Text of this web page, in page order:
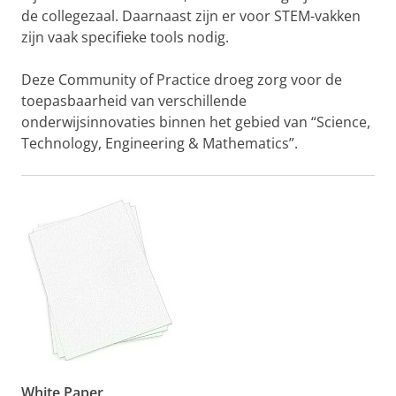
de collegezaal. Daarnaast zijn er voor STEM-vakken
zijn vaak specifieke tools nodig.
Deze Community of Practice droeg zorg voor de
toepasbaarheid van verschillende
onderwijsinnovaties binnen het gebied van “Science,
Technology, Engineering & Mathematics”.